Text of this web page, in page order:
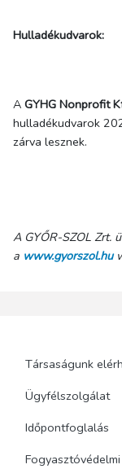
Hulladékudvarok:
A GYHG Nonprofit
hulladékudvarok
zárva lesznek.
A GYŐR-SZOL Zrt.
a www.gyorszol.hu
Társaságunk
Ügyfélszolgálat
Időpontfoglalás